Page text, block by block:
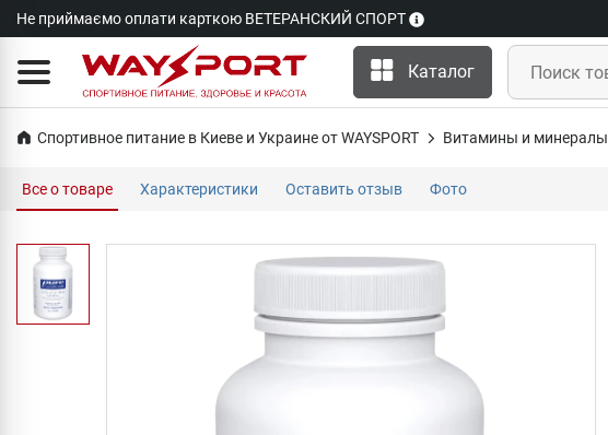
Не приймаємо оплати карткою ВЕТЕРАНСКИЙ СПОРТ
Каталог
Спортивное питание в Киеве и Украине от WAYSPORT Витамины и минералы
Все о товаре Характеристики Оставить отзыв Фото